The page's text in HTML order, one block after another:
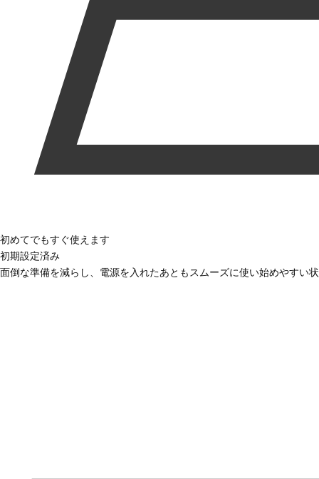
初めてでもすぐ使えます
初期設定済み
面倒な準備を減らし、電源を入れたあともスムーズに使い始めやすい